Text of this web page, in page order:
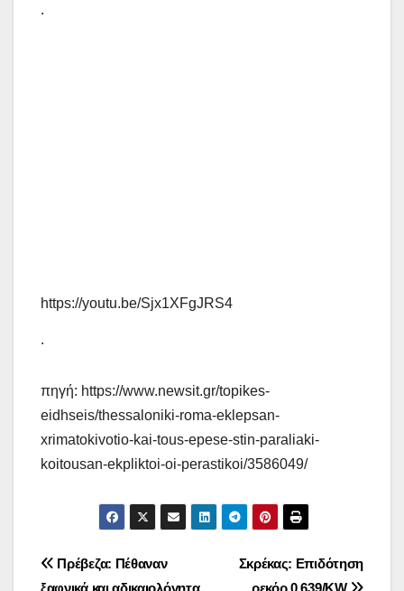
.
https://youtu.be/Sjx1XFgJRS4
.
πηγή: https://www.newsit.gr/topikes-
eidhseis/thessaloniki-roma-eklepsan-
xrimatokivotio-kai-tous-epese-stin-paraliaki-
koitousan-ekpliktoi-oi-perastikoi/3586049/
Πλοήγηση
Σκρέκας: Επιδότηση
ρεκόρ 0,639/KW
Πρέβεζα: Πέθαναν
ξαφνικά και αδικαιολόγητα